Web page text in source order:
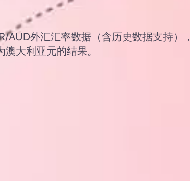
外汇汇率数据（含历史数据支持），
大利亚元的结果。